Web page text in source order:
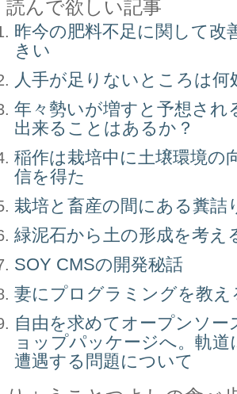
読んで欲しい記事
昨今の肥料不足に関して改
きい
人手が足りないところは何
年々勢いが増すと予想され
出来ることはあるか？
稲作は栽培中に土壌環境の
信を得た
栽培と畜産の間にある糞詰
緑泥石から土の形成を考え
SOY CMSの開発秘話
妻にプログラミングを教え
自由を求めてオープンソー
ョップパッケージへ。軌道
遭遇する問題について